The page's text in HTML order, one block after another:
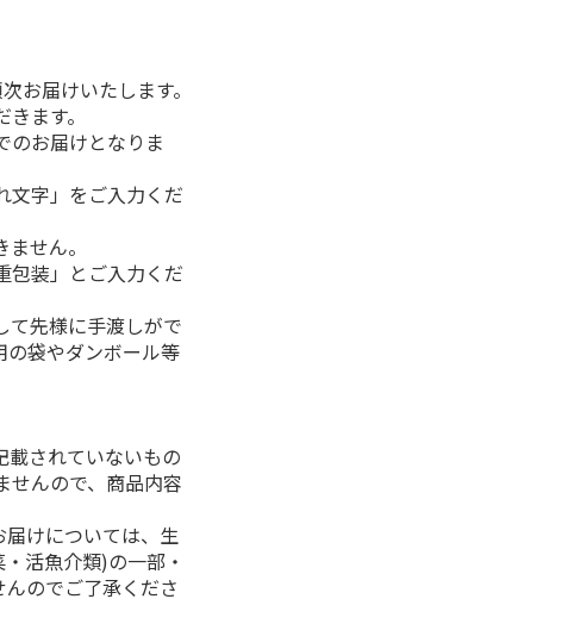
お届けいたします。
ます。
のお届けとなりま
字」をご入力くだ
せん。
装」とご入力くだ
先様に手渡しがで
の袋やダンボール等
されていないもの
せんので、商品内容
けについては、生
活魚介類)の一部・
のでご了承くださ